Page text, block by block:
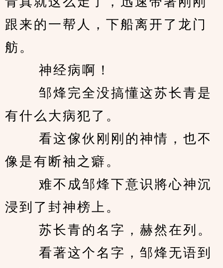
跟来的一帮人，下船离开了龙门
舫。
神经病啊！
邹烽完全没搞懂这苏长青是
有什么大病犯了。
看这傢伙刚刚的神情，也不
像是有断袖之癖。
难不成邹烽下意识將心神沉
浸到了封神榜上。
苏长青的名字，赫然在列。
看著这个名字，邹烽无语到